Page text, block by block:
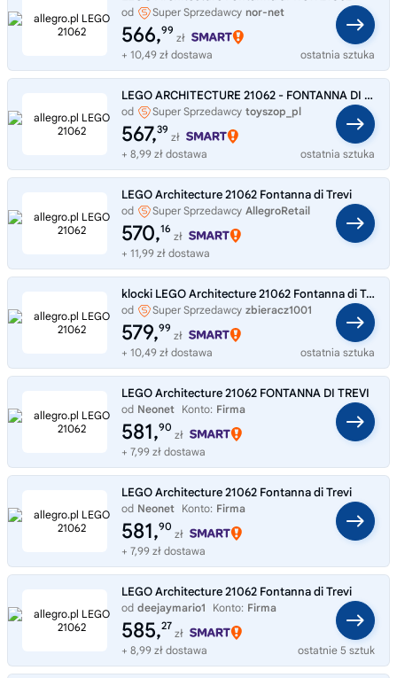
od Super Sprzedawcy nor-net
566,99
zł
+ 10,49 zł dostawa
ostatnia sztuka
LEGO ARCHITECTURE 21062 - FONTANNA DI TREVI
od Super Sprzedawcy toyszop_pl
567,39
zł
+ 8,99 zł dostawa
ostatnia sztuka
LEGO Architecture 21062 Fontanna di Trevi
od Super Sprzedawcy AllegroRetail
570,16
zł
+ 11,99 zł dostawa
klocki LEGO Architecture 21062 Fontanna di Trevi
od Super Sprzedawcy zbieracz1001
579,99
zł
+ 10,49 zł dostawa
ostatnia sztuka
LEGO Architecture 21062 FONTANNA DI TREVI
od Neonet Konto: Firma
581,90
zł
+ 7,99 zł dostawa
LEGO Architecture 21062 Fontanna di Trevi
od Neonet Konto: Firma
581,90
zł
+ 7,99 zł dostawa
LEGO Architecture 21062 Fontanna di Trevi
od deejaymario1 Konto: Firma
585,27
zł
+ 8,99 zł dostawa
ostatnie 5 sztuk